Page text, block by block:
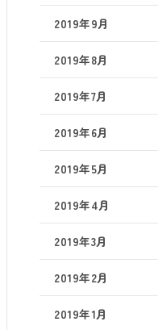
2019年9月
2019年8月
2019年7月
2019年6月
2019年5月
2019年4月
2019年3月
2019年2月
2019年1月